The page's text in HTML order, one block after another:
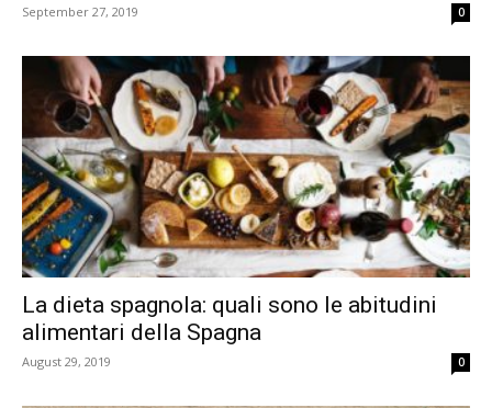
September 27, 2019 0
La dieta spagnola: quali sono le abitudini
alimentari della Spagna
August 29, 2019 0